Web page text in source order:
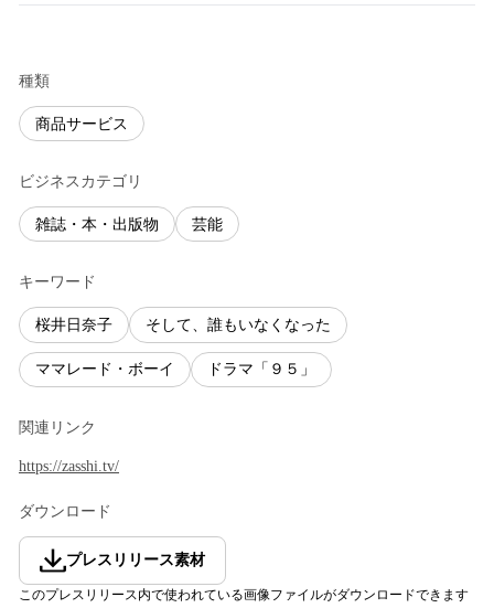
種類
商品サービス
ビジネスカテゴリ
雑誌・本・出版物 芸能
キーワード
桜井日奈子 そして、誰もいなくなった
ママレード・ボーイ ドラマ「９５」
関連リンク
https://zasshi.tv/
ダウンロード
プレスリリース素材
このプレスリリース内で使われている画像ファイルがダウンロードできます